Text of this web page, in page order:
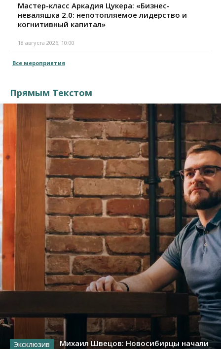
Мастер-класс Аркадия Цукера: «Бизнес-
неваляшка 2.0: непотопляемое лидерство и
когнитивный капитал»
18 августа 2026, 10:00
Все мероприятия
Прямым Текстом
Михаил Швецов: Новосибирцы начали